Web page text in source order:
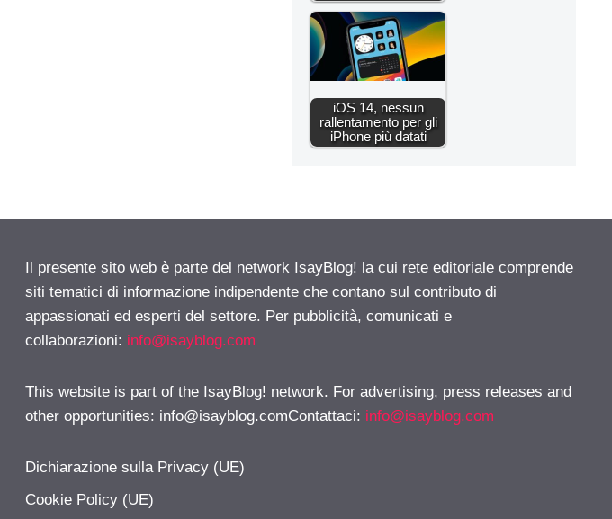
iOS 14, nessun
rallentamento per gli
iPhone più datati
Il presente sito web è parte del network IsayBlog! la cui rete editoriale comprende
siti tematici di informazione indipendente che contano sul contributo di
appassionati ed esperti del settore. Per pubblicità, comunicati e
collaborazioni: info@isayblog.com
This website is part of the IsayBlog! network. For advertising, press releases and
other opportunities: info@isayblog.comContattaci: info@isayblog.com
Dichiarazione sulla Privacy (UE)
Cookie Policy (UE)